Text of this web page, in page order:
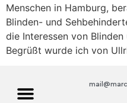
Menschen in Hamburg,
Blinden- und
die Interessen von
Begrüßt wurde ich von